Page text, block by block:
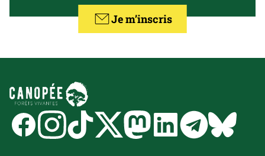
Je m’inscris
FacebookInstagramTiktok Twitter MastodonLinkedinTelegram